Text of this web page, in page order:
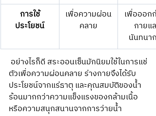
การใช้
ประโยชน์
เพื่อความผ่อน
คลาย
เพื่อออกก
กายและ
นันทนาก
อย่างไรก็ดี สระออนเซ็นมักนิยมใช้ในการแช่
ตัวเพื่อความผ่อนคลาย ร่างกายจึงได้รับ
ประโยชน์จากแร่ธาตุ และคุณสมบัติของน้ำ
ร้อนมากกว่าความแข็งแรงของกล้ามเนื้อ
หรือความสนุกสนานจากการว่ายน้ำ